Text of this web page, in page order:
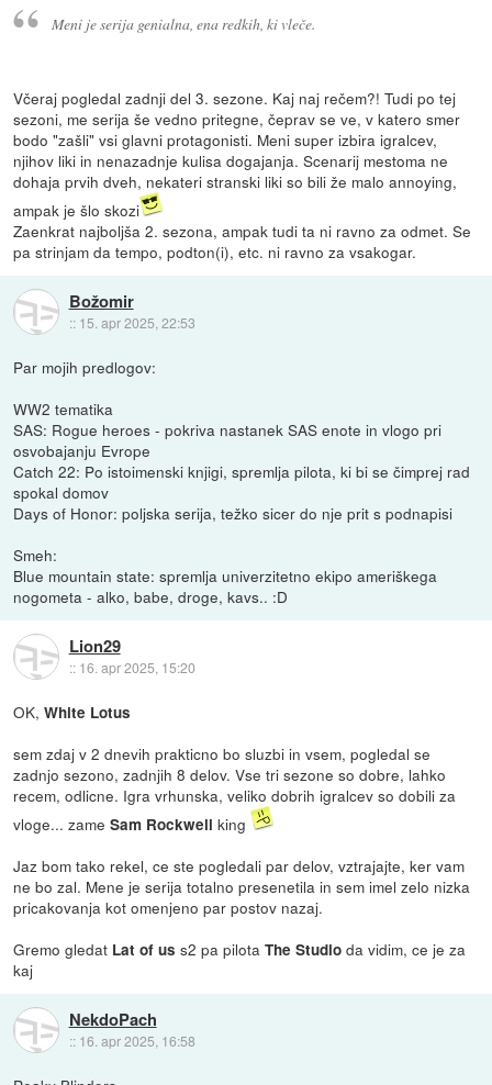
Meni je serija genialna, ena redkih, ki vleče.
Včeraj pogledal zadnji del 3. sezone. Kaj naj rečem?! Tudi po tej
sezoni, me serija še vedno pritegne, čeprav se ve, v katero smer
bodo "zašli" vsi glavni protagonisti. Meni super izbira igralcev,
njihov liki in nenazadnje kulisa dogajanja. Scenarij mestoma ne
dohaja prvih dveh, nekateri stranski liki so bili že malo annoying,
ampak je šlo skozi
Zaenkrat najboljša 2. sezona, ampak tudi ta ni ravno za odmet. Se
pa strinjam da tempo, podton(i), etc. ni ravno za vsakogar.
Božomir
:: 15. apr 2025, 22:53
Par mojih predlogov:
WW2 tematika
SAS: Rogue heroes - pokriva nastanek SAS enote in vlogo pri
osvobajanju Evrope
Catch 22: Po istoimenski knjigi, spremlja pilota, ki bi se čimprej rad
spokal domov
Days of Honor: poljska serija, težko sicer do nje prit s podnapisi
Smeh:
Blue mountain state: spremlja univerzitetno ekipo ameriškega
nogometa - alko, babe, droge, kavs.. :D
Lion29
:: 16. apr 2025, 15:20
OK,White Lotus
sem zdaj v 2 dnevih prakticno bo sluzbi in vsem, pogledal se
zadnjo sezono, zadnjih 8 delov. Vse tri sezone so dobre, lahko
recem, odlicne. Igra vrhunska, veliko dobrih igralcev so dobili za
vloge... zameSam Rockwell king
Jaz bom tako rekel, ce ste pogledali par delov, vztrajajte, ker vam
ne bo zal. Mene je serija totalno presenetila in sem imel zelo nizka
pricakovanja kot omenjeno par postov nazaj.
Gremo gledat Lat of us s2 pa pilotaThe Studio da vidim, ce je za
kaj
NekdoPach
:: 16. apr 2025, 16:58